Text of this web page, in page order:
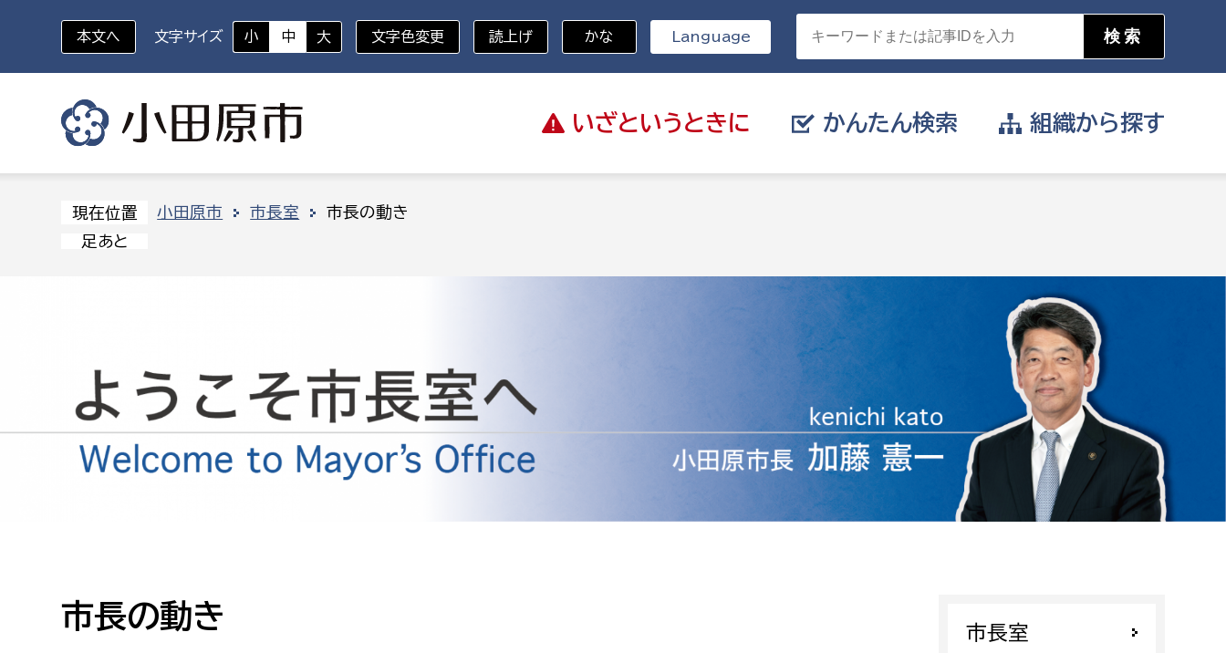
いざと いうときに
いざというときに
防災・ハザードマップ 避難場所 消防
かんたん検索
対象者を選択
小・中学生
高校生・大学生など
教育・子育て
防災・安全
届け出や申請をしたい
証明書がほしい
相談をしたい
支払いをしたい
小田原のことを知りたい
組織から探す
組織から探す
部に属さない室
資産マネジメント課
デジタル推進課
市税総務課
市民税課
地域安全課
環境保護課
本文へ 文字サイズ 小 中 大 文字色変更 読上げ かな Language
現在位置 小田原市 市長室
市長の動き
足あと
市長の動き
市長室